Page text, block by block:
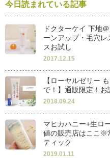
今日読まれている記事
ドクターケイ 下地
ーンアップ・毛穴
スお試し
2017.12.15
【ローヤルゼリー
で！】通販限定！お
2018.09.24
マヒカハニー+生ロ
値の販売店はここ※
ティック
2019.01.11